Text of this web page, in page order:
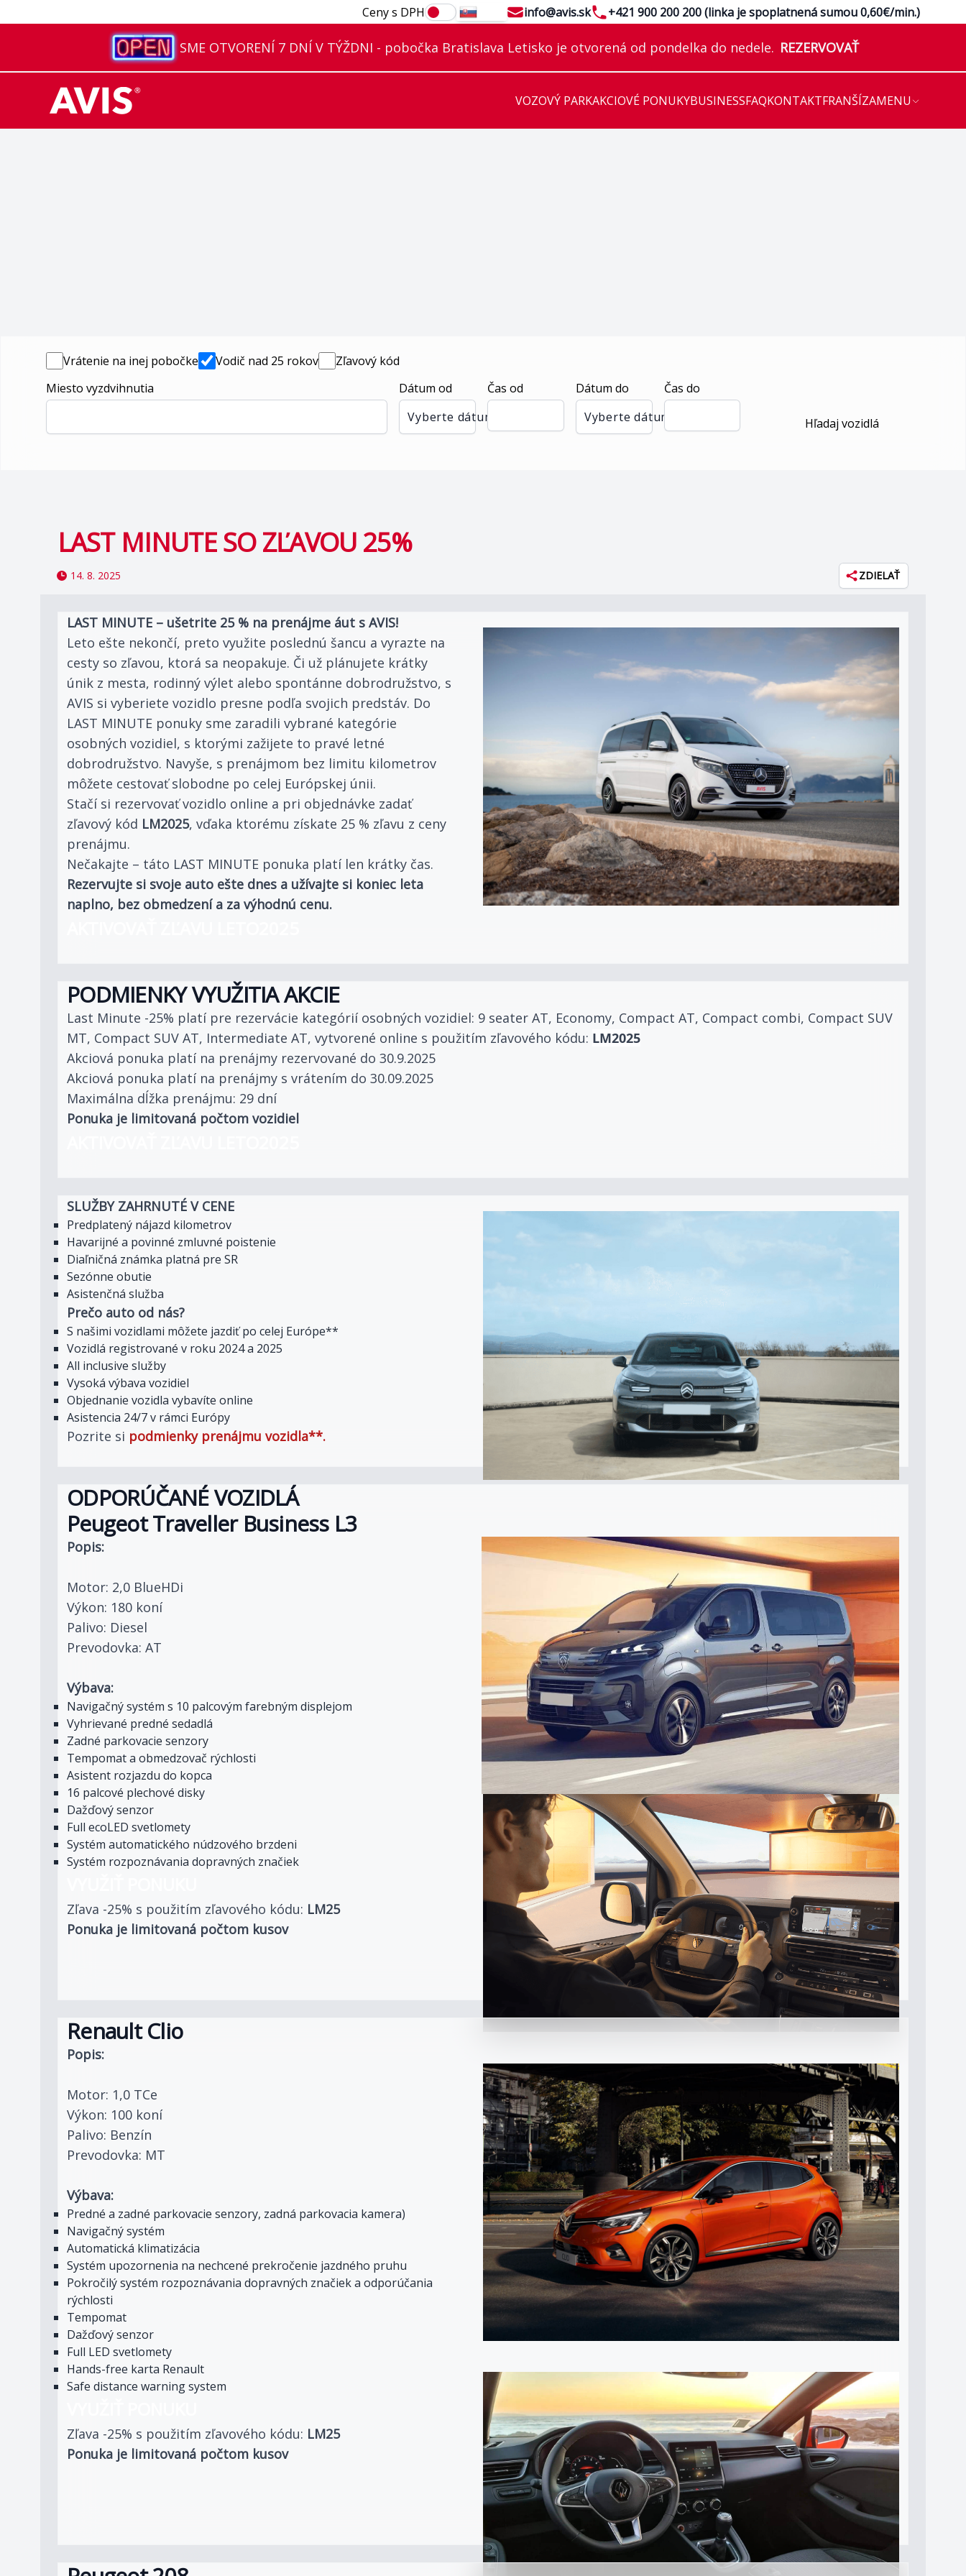
Ceny s DPH SK Emailinfo@avis.skTelephone
+421 900 200 200 (linka je spoplatnená sumou 0,60€/min.)
SME OTVORENÍ 7 DNÍ V TÝŽDNI - pobočka Bratislava Letisko je otvorená od pondelka do nedele. REZERVOVAŤ
VOZOVÝ PARKAKCIOVÉ PONUKYBUSINESSFAQKONTAKTFRANŠÍZAMENU
Vrátenie na inej pobočke Vodič nad 25 rokov
Zľavový kód
Miesto vyzdvihnutia
Dátum od
Vyberte dátum
Čas od
Dátum do
Vyberte dátum
Čas do
Hľadaj vozidlá
LAST MINUTE SO ZĽAVOU 25%
14. 8. 2025 ZDIELAŤ
LAST MINUTE – ušetrite 25 % na prenájme áut s AVIS!
Leto ešte nekončí, preto využite poslednú šancu a vyrazte na
cesty so zľavou, ktorá sa neopakuje. Či už plánujete krátky
únik z mesta, rodinný výlet alebo spontánne dobrodružstvo, s
AVIS si vyberiete vozidlo presne podľa svojich predstáv. Do
LAST MINUTE ponuky sme zaradili vybrané kategórie
osobných vozidiel, s ktorými zažijete to pravé letné
dobrodružstvo. Navyše, s prenájmom bez limitu kilometrov
môžete cestovať slobodne po celej Európskej únii.
Stačí si rezervovať vozidlo online a pri objednávke zadať
zľavový kód LM2025, vďaka ktorému získate 25 % zľavu z ceny
prenájmu.
Nečakajte – táto LAST MINUTE ponuka platí len krátky čas.
Rezervujte si svoje auto ešte dnes a užívajte si koniec leta
naplno, bez obmedzení a za výhodnú cenu.
PODMIENKY VYUŽITIA AKCIE
Last Minute -25% platí pre rezervácie kategórií osobných vozidiel: 9 seater AT, Economy, Compact AT, Compact combi, Compact SUV
MT, Compact SUV AT, Intermediate AT, vytvorené online s použitím zľavového kódu: LM2025
Akciová ponuka platí na prenájmy rezervované do 30.9.2025
Akciová ponuka platí na prenájmy s vrátením do 30.09.2025
Maximálna dĺžka prenájmu: 29 dní
Ponuka je limitovaná počtom vozidiel
SLUŽBY ZAHRNUTÉ V CENE
Predplatený nájazd kilometrov
Havarijné a povinné zmluvné poistenie
Diaľničná známka platná pre SR
Sezónne obutie
Asistenčná služba
Prečo auto od nás?
S našimi vozidlami môžete jazdiť po celej Európe**
Vozidlá registrované v roku 2024 a 2025
All inclusive služby
Vysoká výbava vozidiel
Objednanie vozidla vybavíte online
Asistencia 24/7 v rámci Európy
Pozrite si podmienky prenájmu vozidla**.
ODPORÚČANÉ VOZIDLÁ
Peugeot Traveller Business L3
Popis:
Motor: 2,0 BlueHDi
Výkon: 180 koní
Palivo: Diesel
Prevodovka: AT
Výbava:
Navigačný systém s 10 palcovým farebným displejom
Vyhrievané predné sedadlá
Zadné parkovacie senzory
Tempomat a obmedzovač rýchlosti
Asistent rozjazdu do kopca
16 palcové plechové disky
Dažďový senzor
Full ecoLED svetlomety
Systém automatického núdzového brzdeni
Systém rozpoznávania dopravných značiek
Zľava -25% s použitím zľavového kódu: LM25
Ponuka je limitovaná počtom kusov
Renault Clio
Popis:
Motor: 1,0 TCe
Výkon: 100 koní
Palivo: Benzín
Prevodovka: MT
Výbava:
Predné a zadné parkovacie senzory, zadná parkovacia kamera)
Navigačný systém
Automatická klimatizácia
Systém upozornenia na nechcené prekročenie jazdného pruhu
Pokročilý systém rozpoznávania dopravných značiek a odporúčania
rýchlosti
Tempomat
Dažďový senzor
Full LED svetlomety
Hands-free karta Renault
Safe distance warning system
Zľava -25% s použitím zľavového kódu: LM25
Ponuka je limitovaná počtom kusov